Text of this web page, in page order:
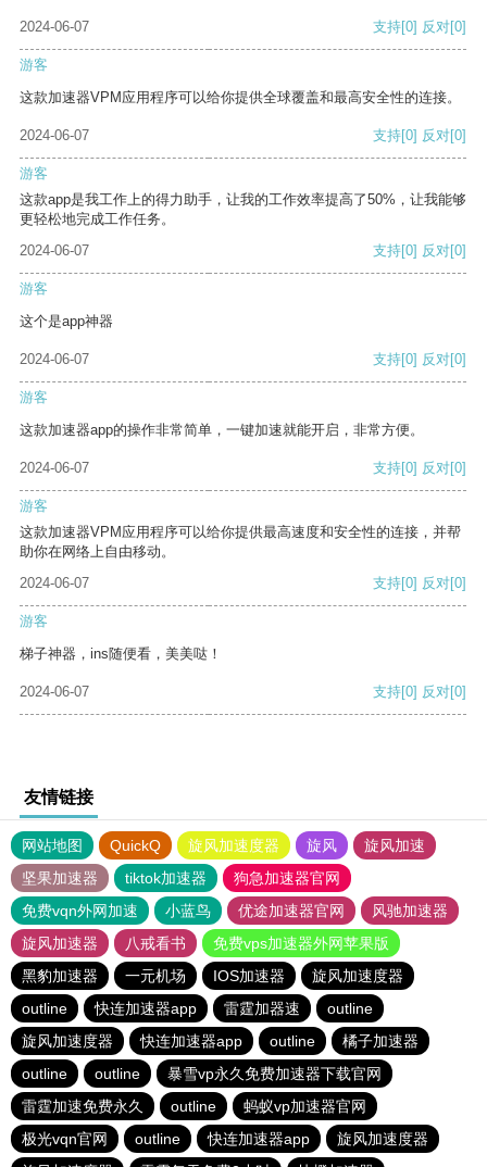
2024-06-07 支持[0] 反对[0]
游客
这款加速器VPM应用程序可以给你提供全球覆盖和最高安全性的连接。
2024-06-07 支持[0] 反对[0]
游客
这款app是我工作上的得力助手，让我的工作效率提高了50%，让我能够
更轻松地完成工作任务。
2024-06-07
支持[0] 反对[0]
游客
这个是app神器
2024-06-07 支持[0] 反对[0]
游客
这款加速器app的操作非常简单，一键加速就能开启，非常方便。
2024-06-07 支持[0] 反对[0]
游客
这款加速器VPM应用程序可以给你提供最高速度和安全性的连接，并帮
助你在网络上自由移动。
2024-06-07
支持[0] 反对[0]
游客
梯子神器，ins随便看，美美哒！
2024-06-07 支持[0] 反对[0]
友情链接
网站地图 QuickQ 旋风加速度器 旋风
旋风加速
坚果加速器
tiktok加速器
狗急加速器官网
免费vqn外网加速
小蓝鸟 优途加速器官网
风驰加速器
旋风加速器
八戒看书
免费vps加速器外网苹果版
黑豹加速器
一元机场 IOS加速器
旋风加速度器
outline
快连加速器app 雷霆加器速
outline
旋风加速度器
快连加速器app outline
橘子加速器
outline
outline
暴雪vp永久免费加速器下载官网
雷霆加速免费永久
outline
蚂蚁vp加速器官网
极光vqn官网
outline 快连加速器app
旋风加速度器